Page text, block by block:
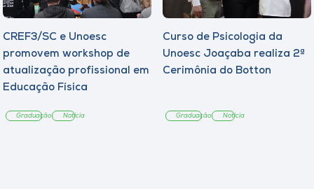
CREF3/SC e Unoesc
promovem workshop de
atualização profissional em
Educação Física
Graduação Notícia
Curso de Psicologia da
Unoesc Joaçaba realiza 2ª
Cerimônia do Botton
Graduação Notícia